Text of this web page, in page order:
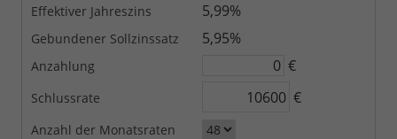
Effektiver Jahreszins 5,99%
Gebundener Sollzinssatz 5,95%
Anzahlung €
Schlussrate €
Anzahl der Monatsraten